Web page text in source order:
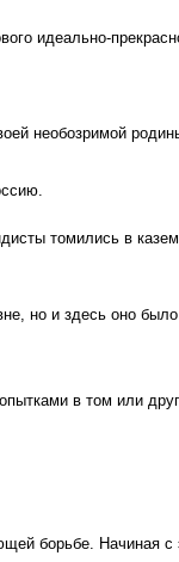
идеально-
необозримой
томились в
но и здесь оно
в том или
борьбе. Начиная